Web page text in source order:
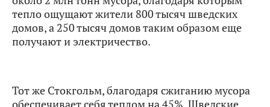
тепло ощущают жители 800 тысяч шведских
домов, а 250 тысяч домов таким образом еще
получают и электричество.
Тот же Стокгольм, благодаря сжиганию мусора
обеспечивает себя теплом на 45%. Шведские